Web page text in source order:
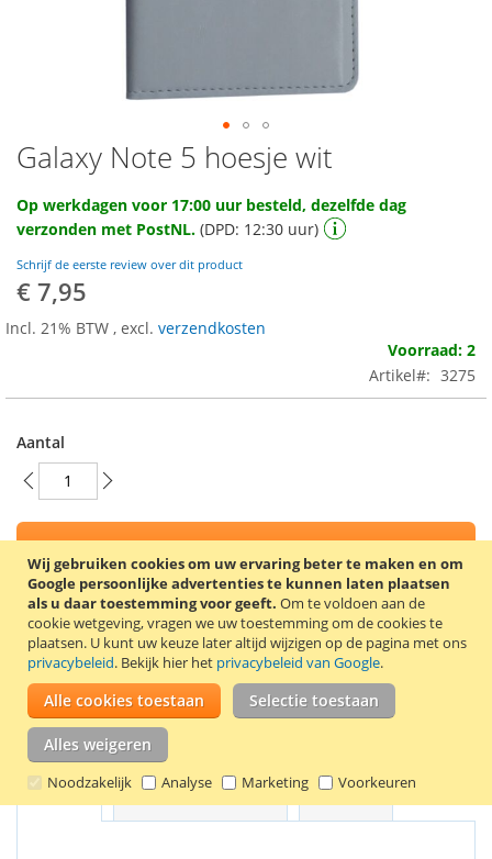
Wij gebruiken cookies om uw ervaring beter te maken en om
Google persoonlijke advertenties te kunnen laten plaatsen
als u daar toestemming voor geeft. Om te voldoen aan de
cookie wetgeving, vragen we uw toestemming om de cookies te
plaatsen. U kunt uw keuze later altijd wijzigen op de pagina met ons
privacybeleid. Bekijk hier het privacybeleid van Google.
Alle cookies toestaan Selectie toestaan
Alles weigeren
Noodzakelijk Analyse Marketing Voorkeuren
Ga
naar
het
begin
van
de
afbeeldingen-
gallerij
Galaxy Note 5 hoesje wit
Op werkdagen voor 17:00 uur besteld, dezelfde dag
verzonden met PostNL. (DPD: 12:30 uur)
Schrijf de eerste review over dit product
€ 7,95
Incl. 21% BTW , excl. verzendkosten
Voorraad: 2
Artikel
3275
Aantal
In Winkelwagen
VOEG TOE AAN VERLANGLIJST
TOEVOEGEN OM TE VERGELIJKEN
Stijlvolle book case voor de Samsung Galaxy Note 5. Kleur: wit.
Productkenmerken Reviews